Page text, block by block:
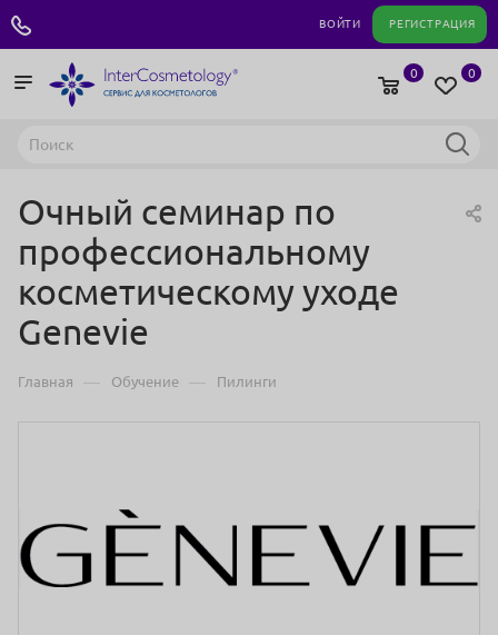
ВОЙТИ РЕГИСТРАЦИЯ
0
0
Очный семинар по
профессиональному
косметическому уходe
Genevie
Главная — Обучение — Пилинги